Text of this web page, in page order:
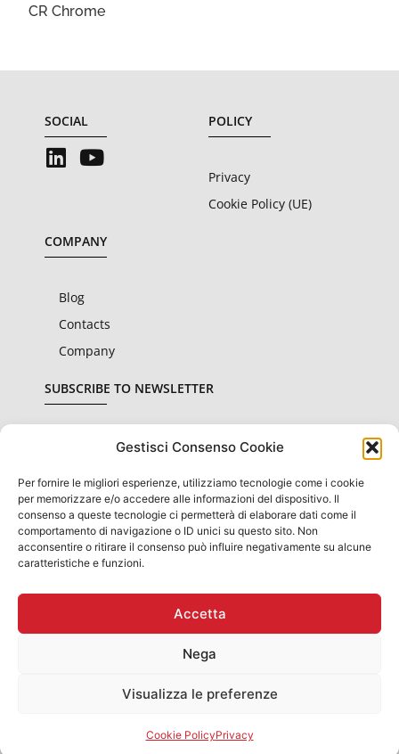
Gestisci Consenso Cookie
Per fornire le migliori esperienze, utilizziamo tecnologie come i cookie
per memorizzare e/o accedere alle informazioni del dispositivo. Il
consenso a queste tecnologie ci permetterà di elaborare dati come il
comportamento di navigazione o ID unici su questo sito. Non
acconsentire o ritirare il consenso può influire negativamente su alcune
caratteristiche e funzioni.
Accetta
Nega
Visualizza le preferenze
Cookie PolicyPrivacy
CR Chrome
SOCIAL POLICY
Privacy
Cookie Policy (UE)
COMPANY
Blog
Contacts
Company
SUBSCRIBE TO NEWSLETTER
I declare that I have read and accepted theprivacy
conditions
SUBSCRIBE
INFORMATION OBLIGATIONS FOR PUBLIC PROVISIONS:
STATE AID AND "DE MINIMIS" AID RECEIVED THEY ARE
CONTAINED IN THE NATIONAL REGISTER OF STATE AID
THE WEBSITE WWW.RNA.GOV.IT​
Pogno (No) IT - T. +39 0322 97423